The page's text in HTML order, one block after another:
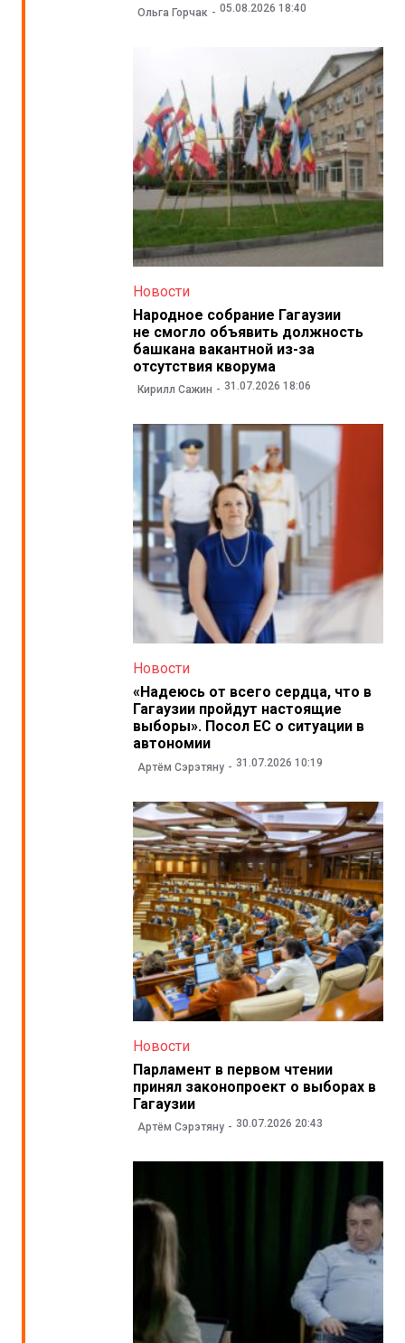
Ольга Горчак 05.08.2026 18:40
Новости
Народное собрание Гагаузии
не смогло объявить должность
башкана вакантной из-за
отсутствия кворума
Кирилл Сажин 31.07.2026 18:06
Новости
«Надеюсь от всего сердца, что в
Гагаузии пройдут настоящие
выборы». Посол ЕС о ситуации в
автономии
Артём Сэрэтяну 31.07.2026 10:19
Новости
Парламент в первом чтении
принял законопроект о выборах в
Гагаузии
Артём Сэрэтяну 30.07.2026 20:43